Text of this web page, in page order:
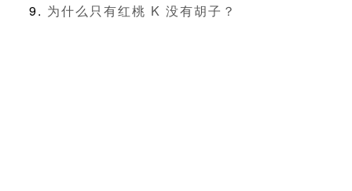
为什么只有红桃 K 没有胡子？